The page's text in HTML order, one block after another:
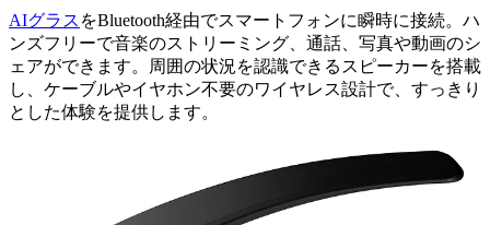
AIグラス をBluetooth経由でスマートフォンに瞬時に接続。ハ
ンズフリーで音楽のストリーミング、通話、写真や動画のシ
ェアができます。周囲の状況を認識できるスピーカーを搭載
し、ケーブルやイヤホン不要のワイヤレス設計で、すっきり
とした体験を提供します。